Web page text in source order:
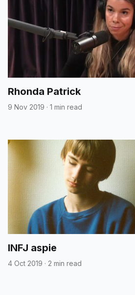
Rhonda Patrick
9 Nov 2019 · 1 min read
INFJ aspie
4 Oct 2019 · 2 min read